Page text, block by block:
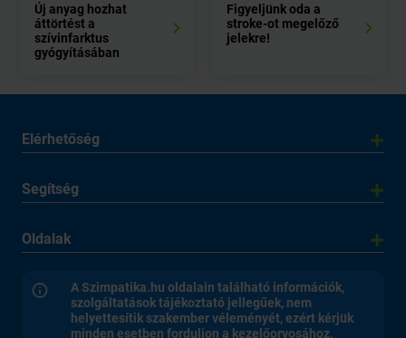
Új anyag hozhat
áttörtést a
szívinfarktus
gyógyításában
Figyeljünk oda a
stroke-ot megelőző
jelekre!
Elérhetőség
Segítség
Oldalak
A Szimpatika.hu oldalain található információk,
szolgáltatások tájékoztató jellegűek, nem
helyettesítik szakember véleményét, ezért kérjük
minden esetben forduljon a kezelőorvosához,